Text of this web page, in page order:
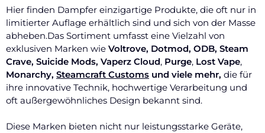
Hier finden Dampfer einzigartige Produkte, die oft nur in
limitierter Auflage erhältlich sind und sich von der Masse
abheben.Das Sortiment umfasst eine Vielzahl von
exklusiven Marken wie Voltrove, Dotmod, ODB, Steam
Crave, Suicide Mods, Vaperz Cloud, Purge, Lost Vape,
Monarchy, Steamcraft Customs und viele mehr, die für
ihre innovative Technik, hochwertige Verarbeitung und
oft außergewöhnliches Design bekannt sind.
Diese Marken bieten nicht nur leistungsstarke Geräte,